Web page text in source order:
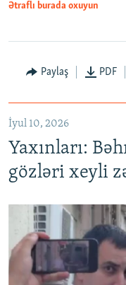
Ətraflı burada oxuyun
Paylaş PDF
İyul 10, 2026
Yaxınları:
gözləri xeyli